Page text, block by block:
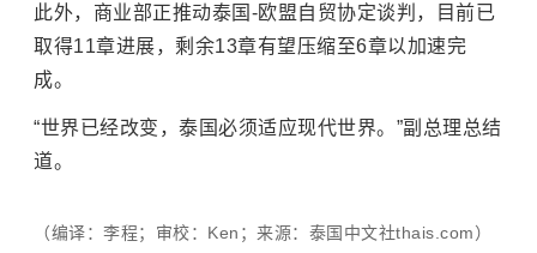
此外，商业部正推动泰国-欧盟自贸协定谈判，目前已
取得11章进展，剩余13章有望压缩至6章以加速完
成。
“世界已经改变，泰国必须适应现代世界。”副总理总结
道。
（编译：李程；审校：Ken；来源：泰国中文社thais.com）